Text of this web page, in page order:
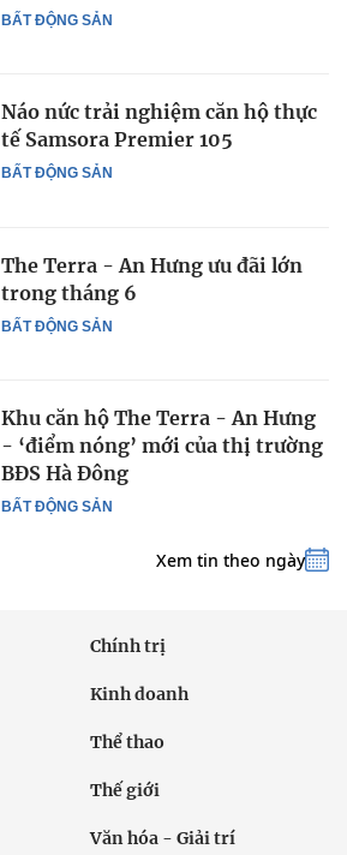
BẤT ĐỘNG SẢN
BẤT ĐỘNG SẢN
Náo nức trải nghiệm căn hộ thực
tế Samsora Premier 105
BẤT ĐỘNG SẢN
The Terra - An Hưng ưu đãi lớn
trong tháng 6
BẤT ĐỘNG SẢN
Khu căn hộ The Terra - An Hưng
- ‘điểm nóng’ mới của thị trường
BĐS Hà Đông
Xem tin theo ngày
Chính trị
Kinh doanh
Thể thao
Thế giới
Văn hóa - Giải trí